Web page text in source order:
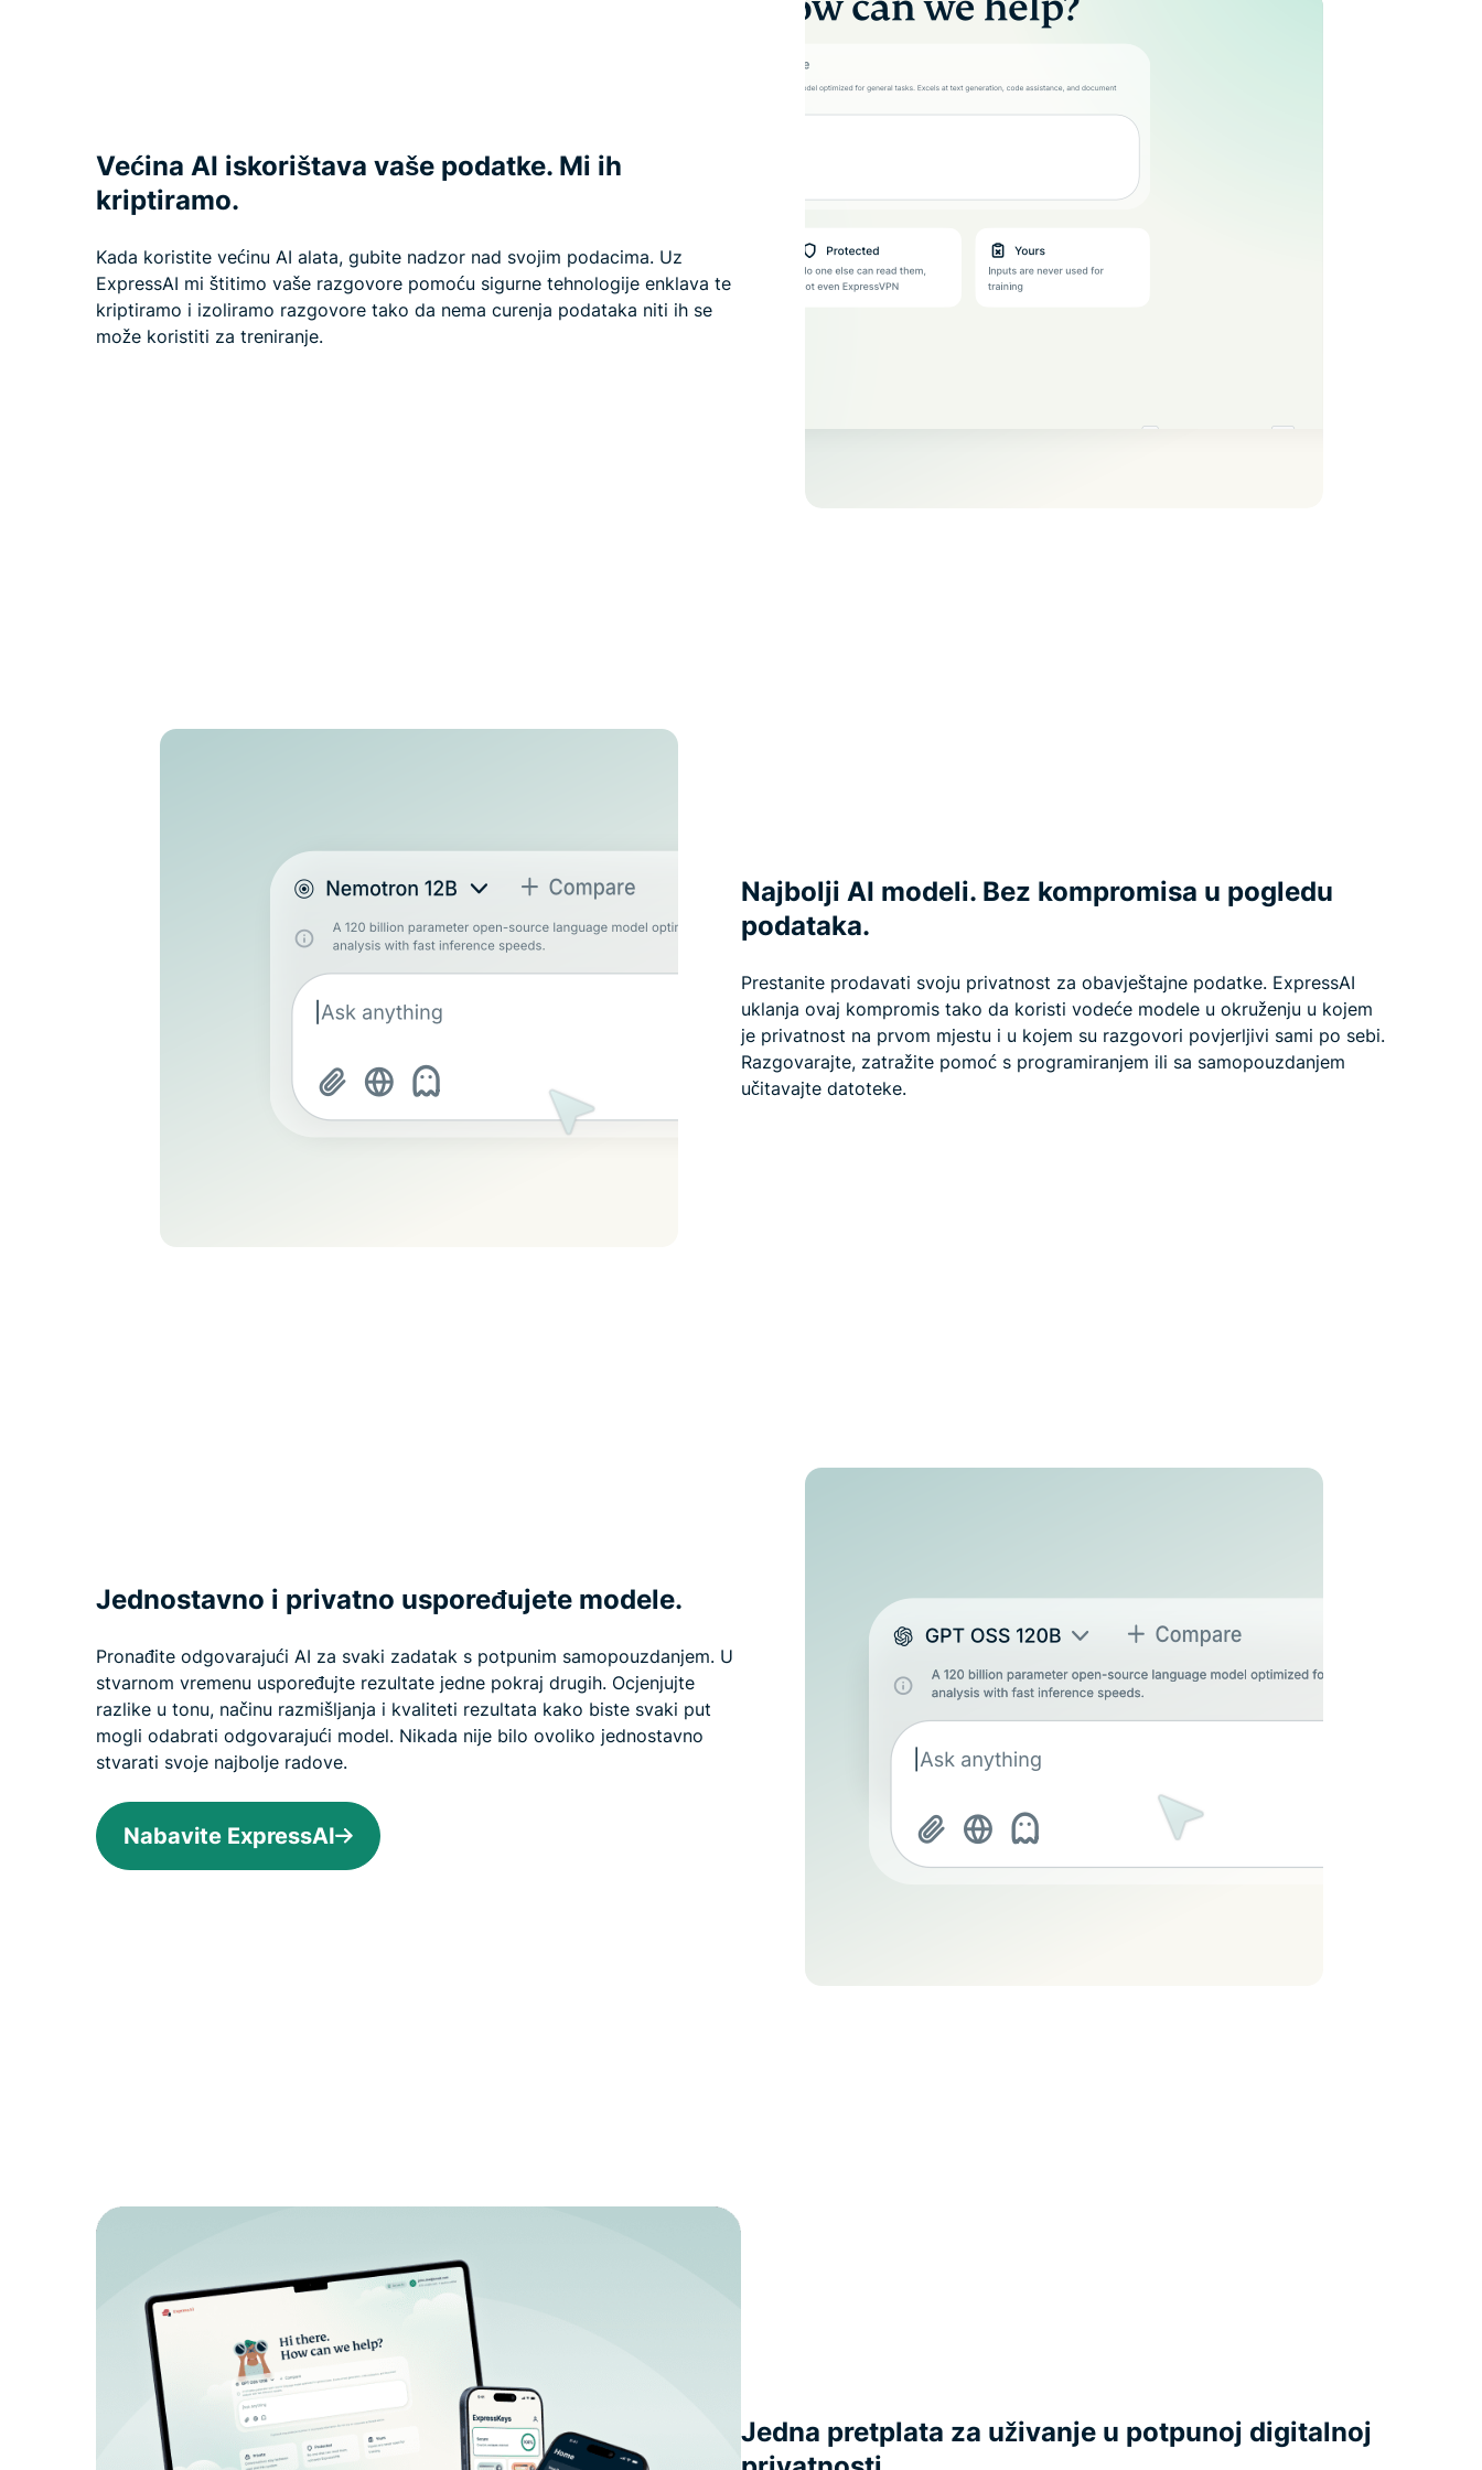
Većina AI iskorištava vaše podatke. Mi ih
kriptiramo.
Kada koristite većinu AI alata, gubite nadzor nad svojim podacima. Uz
ExpressAI mi štitimo vaše razgovore pomoću sigurne tehnologije enklava te
kriptiramo i izoliramo razgovore tako da nema curenja podataka niti ih se
može koristiti za treniranje.
Najbolji AI modeli. Bez kompromisa u pogledu
podataka.
Prestanite prodavati svoju privatnost za obavještajne podatke. ExpressAI
uklanja ovaj kompromis tako da koristi vodeće modele u okruženju u kojem
je privatnost na prvom mjestu i u kojem su razgovori povjerljivi sami po sebi.
Razgovarajte, zatražite pomoć s programiranjem ili sa samopouzdanjem
učitavajte datoteke.
Jednostavno i privatno uspoređujete modele.
Pronađite odgovarajući AI za svaki zadatak s potpunim samopouzdanjem. U
stvarnom vremenu uspoređujte rezultate jedne pokraj drugih. Ocjenjujte
razlike u tonu, načinu razmišljanja i kvaliteti rezultata kako biste svaki put
mogli odabrati odgovarajući model. Nikada nije bilo ovoliko jednostavno
stvarati svoje najbolje radove.
Nabavite ExpressAI
Jedna pretplata za uživanje u potpunoj digitalnoj